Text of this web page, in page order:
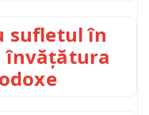
sufletul în
învățătura